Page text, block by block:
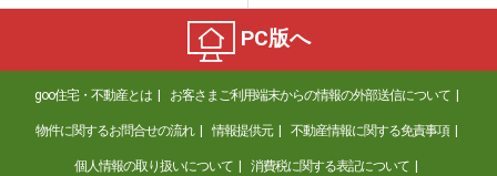
6.40万円
住 所
滋賀県近江八幡市土田町
専有面積 30.73m²
間取り
1K
滋賀県大津市苗鹿２
PC版へ
goo住宅・不動産とは お客さまご利用端末からの情報の外部送信について
物件に関するお問合せの流れ 情報提供元 不動産情報に関する免責事項
個人情報の取り扱いについて 消費税に関する表記について